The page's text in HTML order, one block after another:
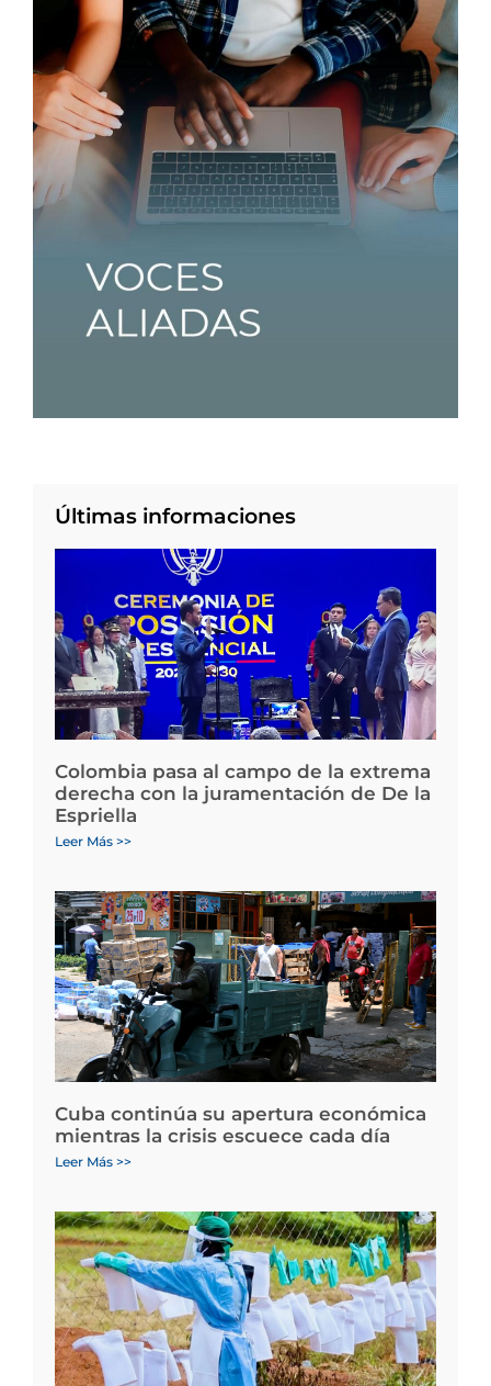
Últimas informaciones
Colombia pasa al campo de la extrema
derecha con la juramentación de De la
Espriella
Leer Más >>
Cuba continúa su apertura económica
mientras la crisis escuece cada día
Leer Más >>